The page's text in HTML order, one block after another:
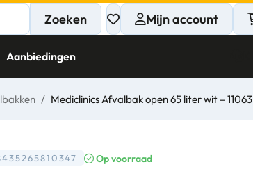
Mijn account
Zoeken
Aanbiedingen
/ Mediclinics Afvalbak open 65 liter wit – 11063
Op voorraad